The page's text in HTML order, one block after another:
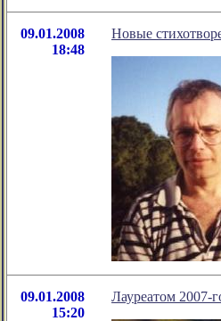
09.01.2008
18:48
Новые
09.01.2008
15:20
Лауреатом 2007-